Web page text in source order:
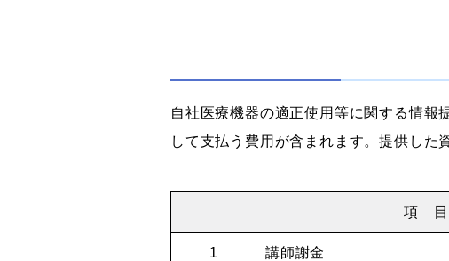
自社医療機器の適正使用等に関する情報
して支払う費用が含まれます。提供した
項 目
1 講師謝金